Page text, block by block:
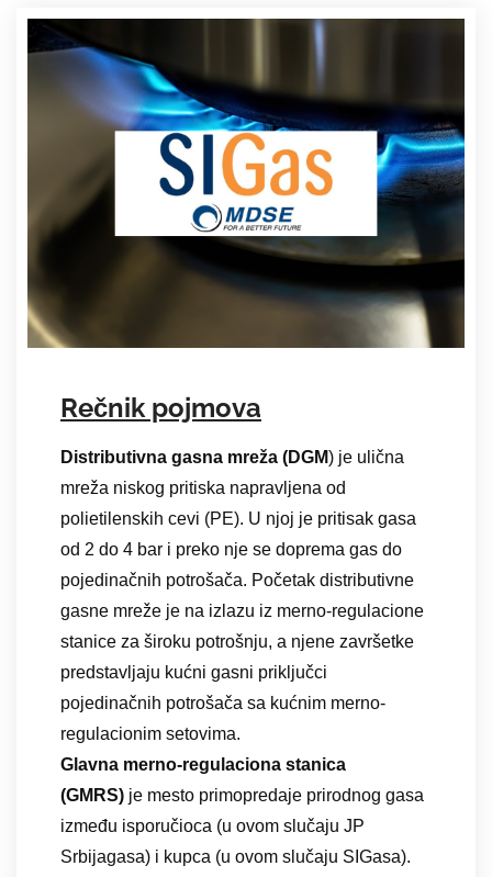
Rečnik pojmova
Distributivna gasna mreža (DGM) je ulična
mreža niskog pritiska napravljena od
polietilenskih cevi (PE). U njoj je pritisak gasa
od 2 do 4 bar i preko nje se doprema gas do
pojedinačnih potrošača. Početak distributivne
gasne mreže je na izlazu iz merno-regulacione
stanice za široku potrošnju, a njene završetke
predstavljaju kućni gasni priključci
pojedinačnih potrošača sa kućnim merno-
regulacionim setovima.
Glavna merno-regulaciona stanica
(GMRS) je mesto primopredaje prirodnog gasa
između isporučioca (u ovom slučaju JP
Srbijagasa) i kupca (u ovom slučaju SIGasa).